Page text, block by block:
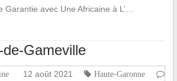
avec Une Africaine à L’…
Gameville
12 août 2021
Haute-Garonne